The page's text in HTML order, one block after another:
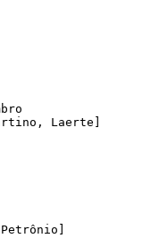
Laerte]